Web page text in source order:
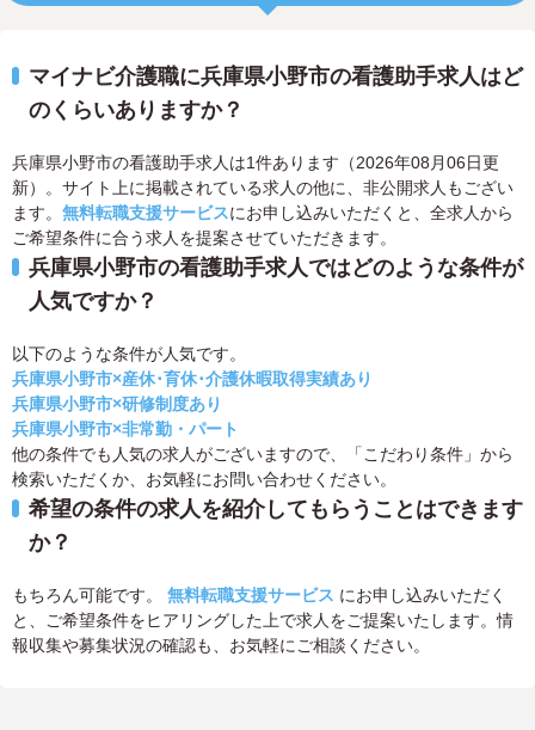
マイナビ介護職に兵庫県小野市の看護助手求人はど
のくらいありますか？
兵庫県小野市の看護助手求人は1件あります（2026年08月06日更
新）。サイト上に掲載されている求人の他に、非公開求人もござい
ます。 無料転職支援サービスにお申し込みいただくと、全求人から
ご希望条件に合う求人を提案させていただきます。
兵庫県小野市の看護助手求人ではどのような条件が
人気ですか？
以下のような条件が人気です。
兵庫県小野市×産休･育休･介護休暇取得実績あり
兵庫県小野市×研修制度あり
兵庫県小野市×非常勤・パート
他の条件でも人気の求人がございますので、「こだわり条件」から
検索いただくか、お気軽にお問い合わせください。
希望の条件の求人を紹介してもらうことはできます
か？
もちろん可能です。 無料転職支援サービス にお申し込みいただく
と、ご希望条件をヒアリングした上で求人をご提案いたします。情
報収集や募集状況の確認も、お気軽にご相談ください。